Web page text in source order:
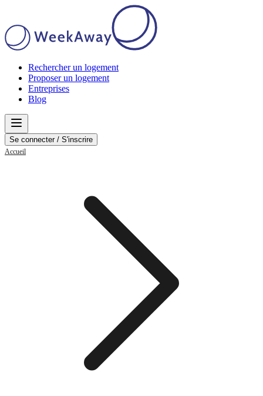
Rechercher un logement
Proposer un logement
Entreprises
Blog
Se connecter / S'inscrire
Accueil